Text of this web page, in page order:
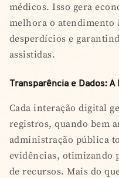
médicos. Isso gera
melhora o atendimento
desperdícios e
assistidas.
Transparência e Dados:
Cada interação digital
registros, quando bem
administração pública
evidências, otimizando
de recursos. Mais do